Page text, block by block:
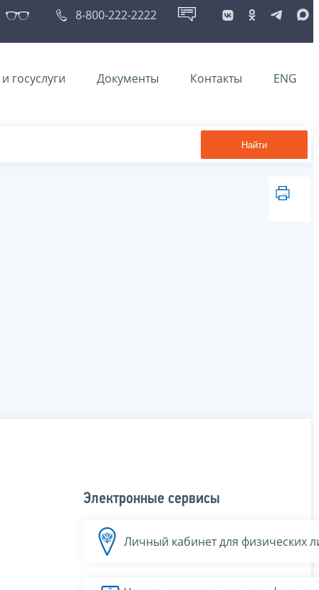
8-800-222-2222
госуслуги Документы Контакты ENG
Найти
Электронные сервисы
Личный кабинет для физических